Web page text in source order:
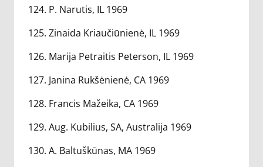
124. P. Narutis, IL 1969
125. Zinaida Kriaučiūnienė, IL 1969
126. Marija Petraitis Peterson, IL 1969
127. Janina Rukšėnienė, CA 1969
128. Francis Mažeika, CA 1969
129. Aug. Kubilius, SA, Australija 1969
130. A. Baltuškūnas, MA 1969